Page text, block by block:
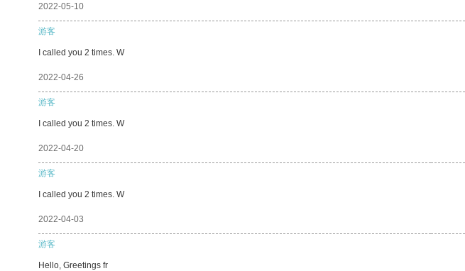
2022-05-10
游客
I called you 2 times. W
2022-04-26
游客
I called you 2 times. W
2022-04-20
游客
I called you 2 times. W
2022-04-03
游客
Hello, Greetings fr